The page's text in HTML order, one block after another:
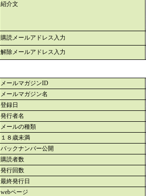
紹介文
購読メールアドレス入力
解除メールアドレス入力
メールマガジンID
メールマガジン名
登録日
発行者名
メールの種類
１８歳未満
バックナンバー公開
購読者数
発行回数
最終発行日
webページ